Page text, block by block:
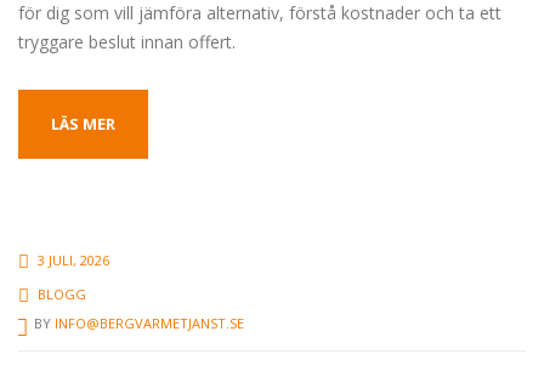
för dig som vill jämföra alternativ, förstå kostnader och ta ett
tryggare beslut innan offert.
LÄS MER
3 JULI, 2026
BLOGG
BY INFO@BERGVARMETJANST.SE